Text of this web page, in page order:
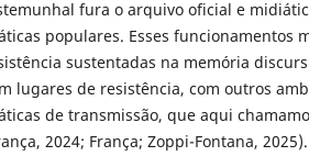
fura o arquivo oficial e
populares. Esses funcionamentos
sustentadas na memória
lugares de resistência, com outros
de transmissão, que aqui
2024; França; Zoppi-Fontana, 2025).